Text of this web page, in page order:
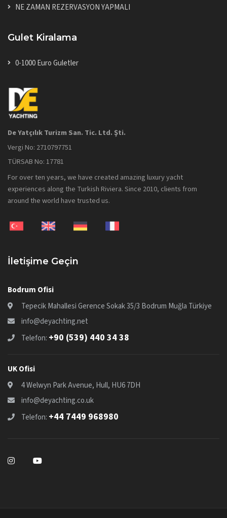
NE ZAMAN REZERVASYON YAPMALI
Gulet Kiralama
0-1000 Euro Guletler
De Yatçılık Turizm San. Tic. Ltd. Şti.
Vergi No: 2710797751
TÜRSAB No: 17781
For over ten years, we have created amazing luxury yacht
experiences along the Turkish Riviera. Since 2010, clients from
around the world have trusted us.
İletişime Geçin
Bodrum Ofisi
Tepecik Mahallesi Gerence Sokak 35/3 Bodrum Muğla Türkiye
info@deyachting.net
Telefon: +90 (539) 440 34 38
UK Ofisi
4 Welwyn Park Avenue, Hull, HU6 7DH
info@deyachting.co.uk
Telefon: +44 7449 968980